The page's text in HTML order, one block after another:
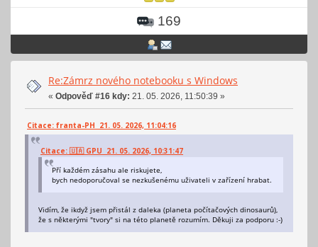
169
Re:Zámrz nového notebooku s Windows
« Odpověď #16 kdy: 21. 05. 2026, 11:50:39 »
Citace: franta-PH 21. 05. 2026, 11:04:16
Citace: 🇺🇦 GPU 21. 05. 2026, 10:31:47
Pří každém zásahu ale riskujete,
bych nedoporučoval se nezkušenému uživateli v zařízení hrabat.
Vidím, že ikdyž jsem přistál z daleka (planeta počítačových dinosaurů),
že s některými "tvory" si na této planetě rozumím. Děkuji za podporu :-)